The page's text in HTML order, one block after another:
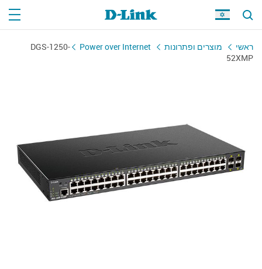
ראשי מוצרים ופתרונות Power over Internet
DGS-1250-
52XMP